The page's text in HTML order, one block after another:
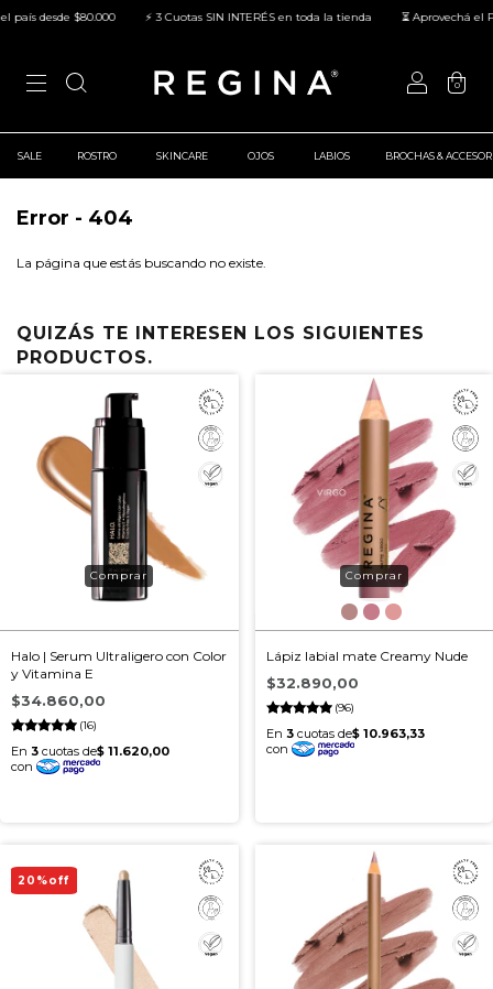
desde $80.000 ⚡ 3 Cuotas SIN INTERÉS en toda la tienda ⏳ Aprovechá el
0
SALE ROSTRO SKINCARE OJOS LABIOS BROCHAS &
Error - 404
La página que estás buscando no existe.
QUIZÁS TE INTERESEN LOS SIGUIENTES
PRODUCTOS.
Halo | Serum Ultraligero con Color
y Vitamina E
(16)
$34.860,00
Lápiz labial mate Creamy Nude
(96)
$32.890,00
20 %off